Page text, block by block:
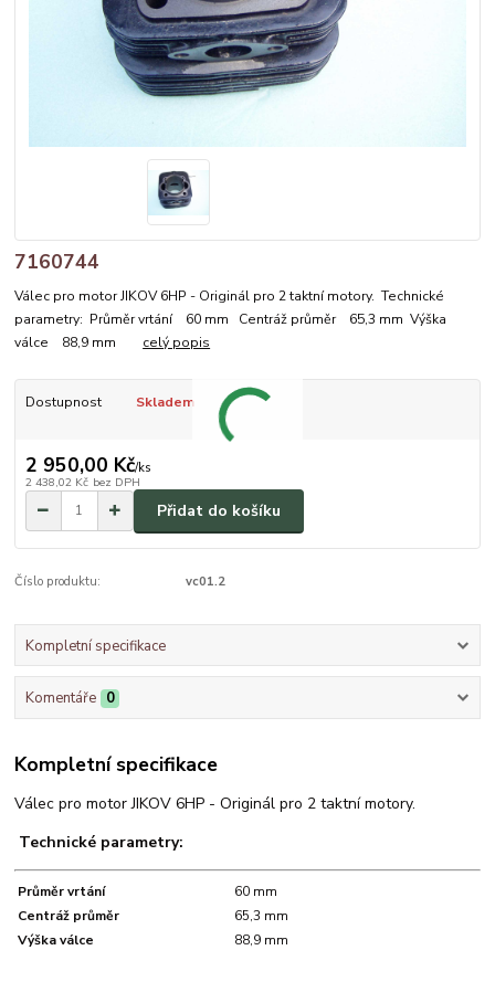
7160744
Válec pro motor JIKOV 6HP - Originál pro 2 taktní motory. Technické
parametry: Průměr vrtání 60 mm Centráž průměr 65,3 mm Výška
válce 88,9 mm celý popis
Dostupnost Skladem
2 950,00 Kč/ks
2 438,02 Kč bez DPH
Přidat do košíku
Číslo produktu: vc01.2
Kompletní specifikace
Komentáře 0
Kompletní specifikace
Válec pro motor JIKOV 6HP - Originál pro 2 taktní motory.
Technické parametry:
Průměr vrtání
60 mm
Centráž průměr
65,3 mm
Výška válce
88,9 mm